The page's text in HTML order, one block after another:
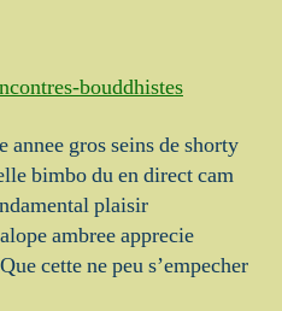
bouddhistes
gros seins de shorty
bimbo du en direct cam
plaisir
ambree apprecie
cette ne peu s’empecher